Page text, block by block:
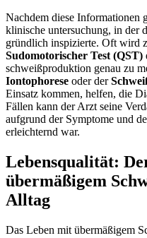
Nachdem diese Informationen
klinische untersuchung, in der
gründlich inspizierte. Oft wird
Sudomotorischer Test (QST)
schweißproduktion genau zu
Iontophorese oder der
Einsatz kommen, helfen, die
Fällen kann der Arzt seine
aufgrund der Symptome ‌und
erleichternd war.
Lebensqualität:
übermäßigem
Alltag
Das Leben mit übermäßigem